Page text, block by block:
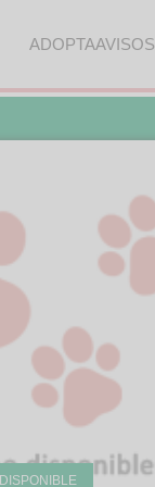
ADOPTAAVISOS
DISPONIBLE